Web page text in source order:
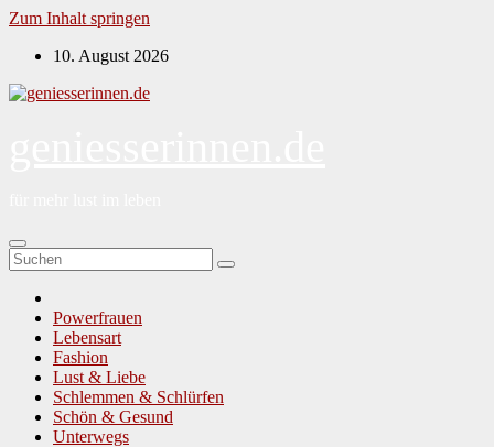
Zum Inhalt springen
10. August 2026
Powerfrauen
Lebensart
Fashion
Lust & Liebe
Schlemmen & Schlürfen
Schön & Gesund
Unterwegs